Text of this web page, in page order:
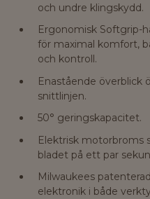
och undre klingskydd.
Ergonomisk Softgrip-
för maximal komfort,
och kontroll.
Enastående överblick
snittlinjen.
50° geringskapacitet.
Elektrisk motorbroms
bladet på ett par
Milwaukees
elektronik i både